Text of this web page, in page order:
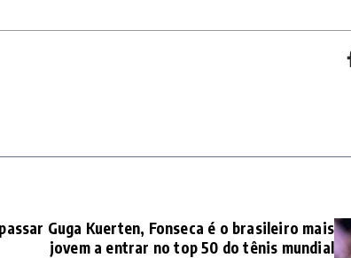
Guga Kuerten, Fonseca é o brasileiro mais
jovem a entrar no top 50 do tênis mundial